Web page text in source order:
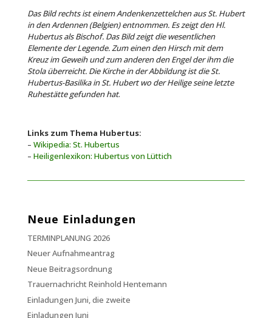
Das Bild rechts ist einem Andenkenzettelchen aus St. Hubert
in den Ardennen (Belgien) entnommen. Es zeigt den Hl.
Hubertus als Bischof. Das Bild zeigt die wesentlichen
Elemente der Legende. Zum einen den Hirsch mit dem
Kreuz im Geweih und zum anderen den Engel der ihm die
Stola überreicht. Die Kirche in der Abbildung ist die St.
Hubertus-Basilika in St. Hubert wo der Heilige seine letzte
Ruhestätte gefunden hat.
Links zum Thema Hubertus:
– Wikipedia: St. Hubertus
– Heiligenlexikon: Hubertus von Lüttich
Neue Einladungen
TERMINPLANUNG 2026
Neuer Aufnahmeantrag
Neue Beitragsordnung
Trauernachricht Reinhold Hentemann
Einladungen Juni, die zweite
Einladungen Juni